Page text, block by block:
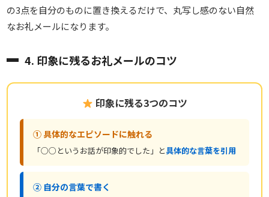
の3点を自分のものに置き換えるだけで、丸写し感のない自然
なお礼メールになります。
4. 印象に残るお礼メールのコツ
印象に残る3つのコツ
① 具体的なエピソードに触れる
「○○というお話が印象的でした」と具体的な言葉を引用
② 自分の言葉で書く